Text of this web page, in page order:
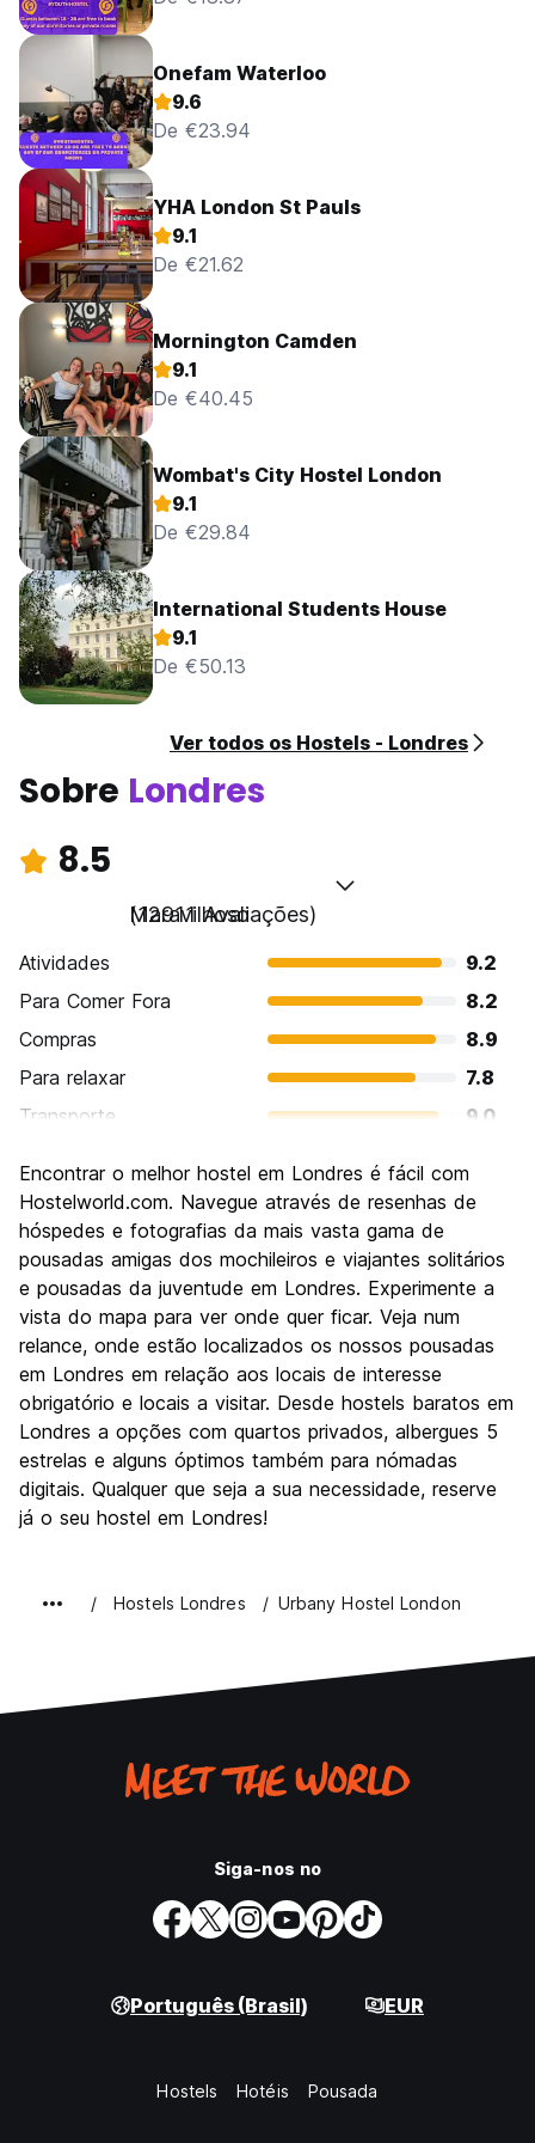
Onefam Waterloo
9.6
De €23.94
YHA London St Pauls
9.1
De €21.62
Mornington Camden
9.1
De €40.45
Wombat's City Hostel London
9.1
De €29.84
International Students House
9.1
De €50.13
Ver todos os Hostels - Londres
Sobre Londres
8.5
Maravilhoso
(12911 Avaliações)
Atividades
9.2
Para Comer Fora
8.2
Compras
8.9
Para relaxar
7.8
Transporte
9.0
Cultura
9.3
Festas / vida noturna
Custo-beneficio
6.6
Encontrar o melhor hostel em Londres é fácil com
Hostelworld.com. Navegue através de resenhas de
hóspedes e fotografias da mais vasta gama de
pousadas amigas dos mochileiros e viajantes solitários
e pousadas da juventude em Londres. Experimente a
vista do mapa para ver onde quer ficar. Veja num
relance, onde estão localizados os nossos pousadas
em Londres em relação aos locais de interesse
obrigatório e locais a visitar. Desde hostels baratos em
Londres a opções com quartos privados, albergues 5
estrelas e alguns óptimos também para nómadas
digitais. Qualquer que seja a sua necessidade, reserve
já o seu hostel em Londres!
Hostels Londres Urbany Hostel London
Siga-nos no
Português (Brasil) EUR
Hostels Hotéis Pousada